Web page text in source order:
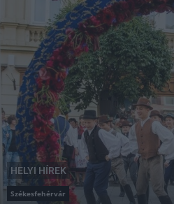
HELYI HÍREK
Székesfehérvár